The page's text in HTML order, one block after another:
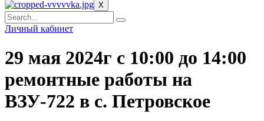
X
Личный кабинет
29 мая 2024г с 10:00 до 14:00
ремонтные работы на
ВЗУ-722 в с. Петровское